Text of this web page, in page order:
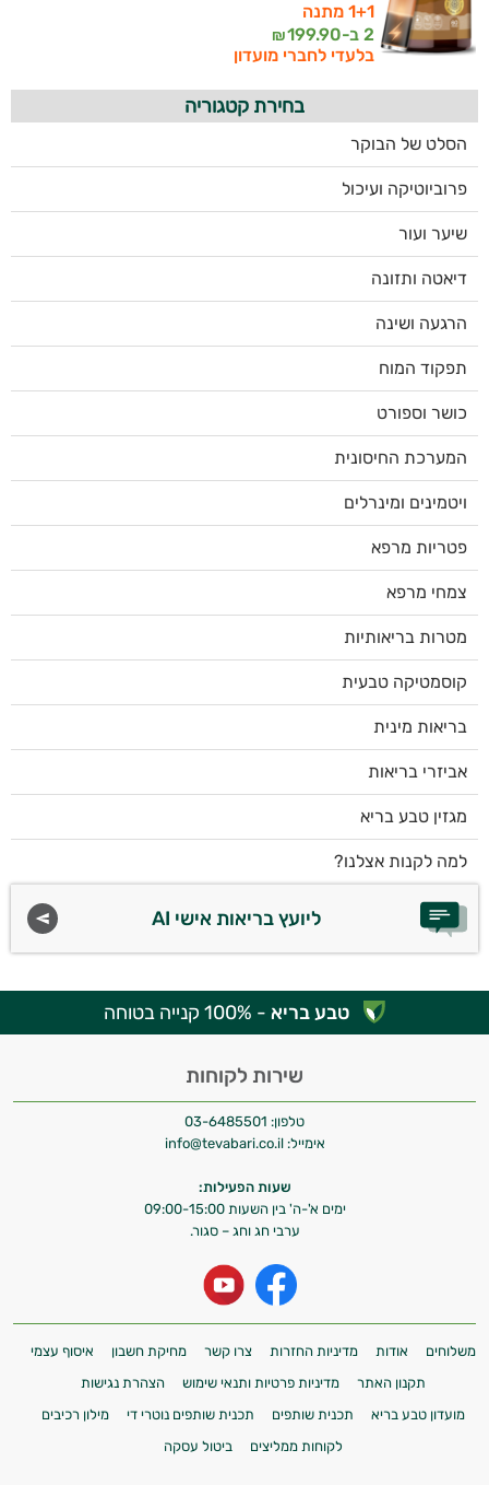
1+1 מתנה
2 ב-
199.90
₪
בלעדי לחברי מועדון
בחירת קטגוריה
הסלט של הבוקר
פרוביוטיקה ועיכול
שיער ועור
דיאטה ותזונה
הרגעה ושינה
תפקוד המוח
כושר וספורט
המערכת החיסונית
ויטמינים ומינרלים
פטריות מרפא
צמחי מרפא
מטרות בריאותיות
קוסמטיקה טבעית
בריאות מינית
אביזרי בריאות
מגזין טבע בריא
למה לקנות אצלנו?
ליועץ בריאות אישי AI
טבע בריא - 100% קנייה בטוחה
שירות לקוחות
טלפון: 03-6485501
אימייל: info@tevabari.co.il
שעות הפעילות:
ימים א'-ה' בין השעות 09:00-15:00
ערבי חג וחג – סגור.
משלוחים אודות מדיניות החזרות צרו קשר מחיקת חשבון
איסוף עצמי
תקנון האתר
מדיניות פרטיות ותנאי שימוש
הצהרת נגישות
מועדון טבע בריא
תכנית שותפים תכנית שותפים נוטרי די
מילון רכיבים
לקוחות ממליצים
ביטול עסקה